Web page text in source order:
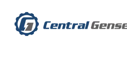
content